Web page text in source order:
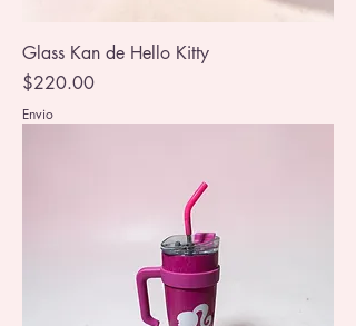
Glass Kan de Hello Kitty
Precio
$220.00
Envio